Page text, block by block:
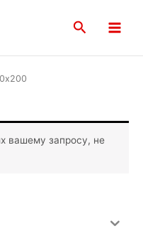
Поиск
Menu
вашему запросу, не